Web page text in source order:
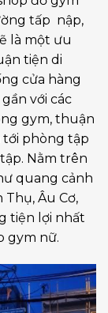
tấp nập,
là một ưu
tiện di
cửa hàng
với các
gym, thuận
phòng tập
Nằm trên
quang cảnh
Âu Cơ,
tiện lợi nhất
gym nữ.